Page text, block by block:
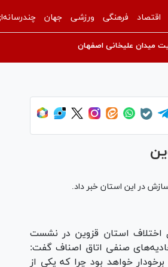
اقتصاد فرهنگی ورزشی جهان
میدان علیخانی اصفهان
اختلاف استان قزوین در نشست
صنفی اتاق اصناف گفت:
خواهد بود چرا که یکی از